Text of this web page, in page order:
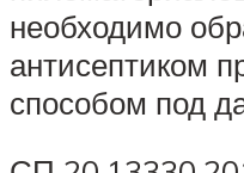
необходимо
антисептиком
способом под